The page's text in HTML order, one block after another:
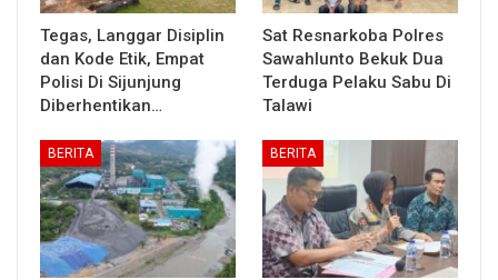
Tegas, Langgar Disiplin
dan Kode Etik, Empat
Polisi Di Sijunjung
Diberhentikan…
Sat Resnarkoba Polres
Sawahlunto Bekuk Dua
Terduga Pelaku Sabu Di
Talawi
BERITA BERITA